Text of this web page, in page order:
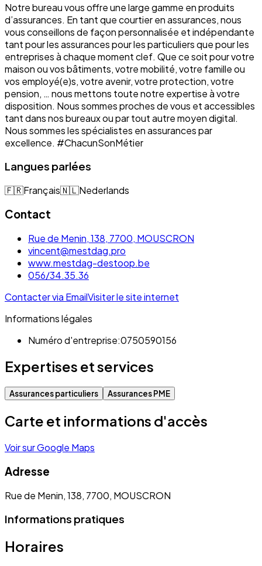
Notre bureau vous offre une large gamme en produits
d’assurances. En tant que courtier en assurances, nous
vous conseillons de façon personnalisée et indépendante
tant pour les assurances pour les particuliers que pour les
entreprises à chaque moment clef. Que ce soit pour votre
maison ou vos bâtiments, votre mobilité, votre famille ou
vos employé(e)s, votre avenir, votre protection, votre
pension, … nous mettons toute notre expertise à votre
disposition. Nous sommes proches de vous et accessibles
tant dans nos bureaux ou par tout autre moyen digital.
Nous sommes les spécialistes en assurances par
excellence. #ChacunSonMétier
Langues parlées
🇫🇷Français🇳🇱Nederlands
Contact
Rue de Menin, 138, 7700, MOUSCRON
vincent@mestdag.pro
www.mestdag-destoop.be
056/34.35.36
Contacter via EmailVisiter le site internet
Informations légales
Numéro d'entreprise:0750590156
Expertises et services
Assurances particuliers Assurances PME
Carte et informations d'accès
Voir sur Google Maps
Adresse
Rue de Menin, 138, 7700, MOUSCRON
Informations pratiques
Horaires